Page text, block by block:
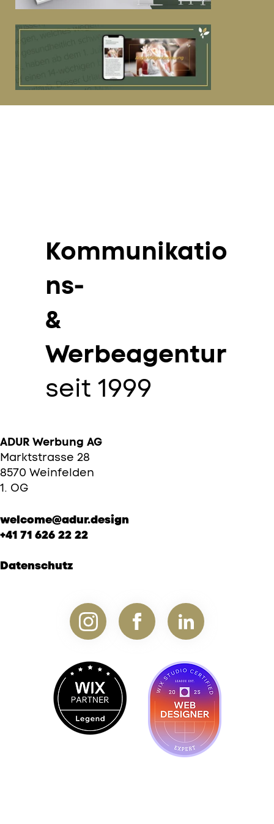
Kommunikatio
ns-
&
Werbeagentur
seit 1999
ADUR Werbung AG
Marktstrasse 28
8570 Weinfelden
1. OG
welcome@adur.design
+41 71 626 22 22
Datenschutz